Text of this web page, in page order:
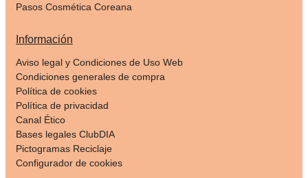
Pasos Cosmética Coreana
Información
Aviso legal y Condiciones de Uso Web
Condiciones generales de compra
Política de cookies
Política de privacidad
Canal Ético
Bases legales ClubDIA
Pictogramas Reciclaje
Configurador de cookies